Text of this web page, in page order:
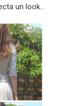
un look...